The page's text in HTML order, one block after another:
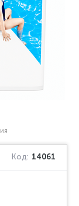
Код: 14061